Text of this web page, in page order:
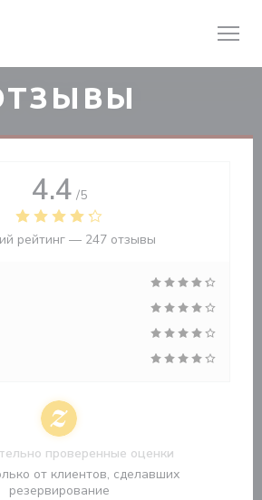
4.4 /5
рейтинг — 247 отзывы
проверенные оценки
от клиентов, сделавших
резервирование